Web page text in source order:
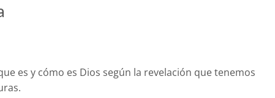
es y cómo es Dios según la revelación que tenemos